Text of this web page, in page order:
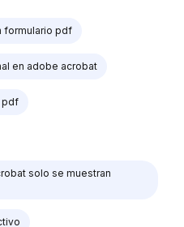
formulario pdf
en adobe acrobat
pdf
solo se muestran